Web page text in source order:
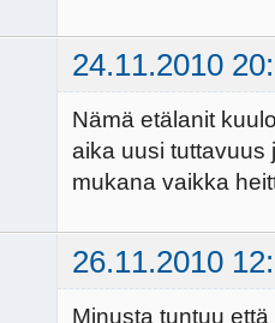
24.11.2010
Nämä etälanit
aika uusi tuttavuus
mukana vaikka
26.11.2010
Minusta tuntuu